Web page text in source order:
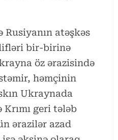
atəşkəs
bir-birinə
öz ərazisində
həmçinin
Ukraynada
Krımı geri tələb
ərazilər azad